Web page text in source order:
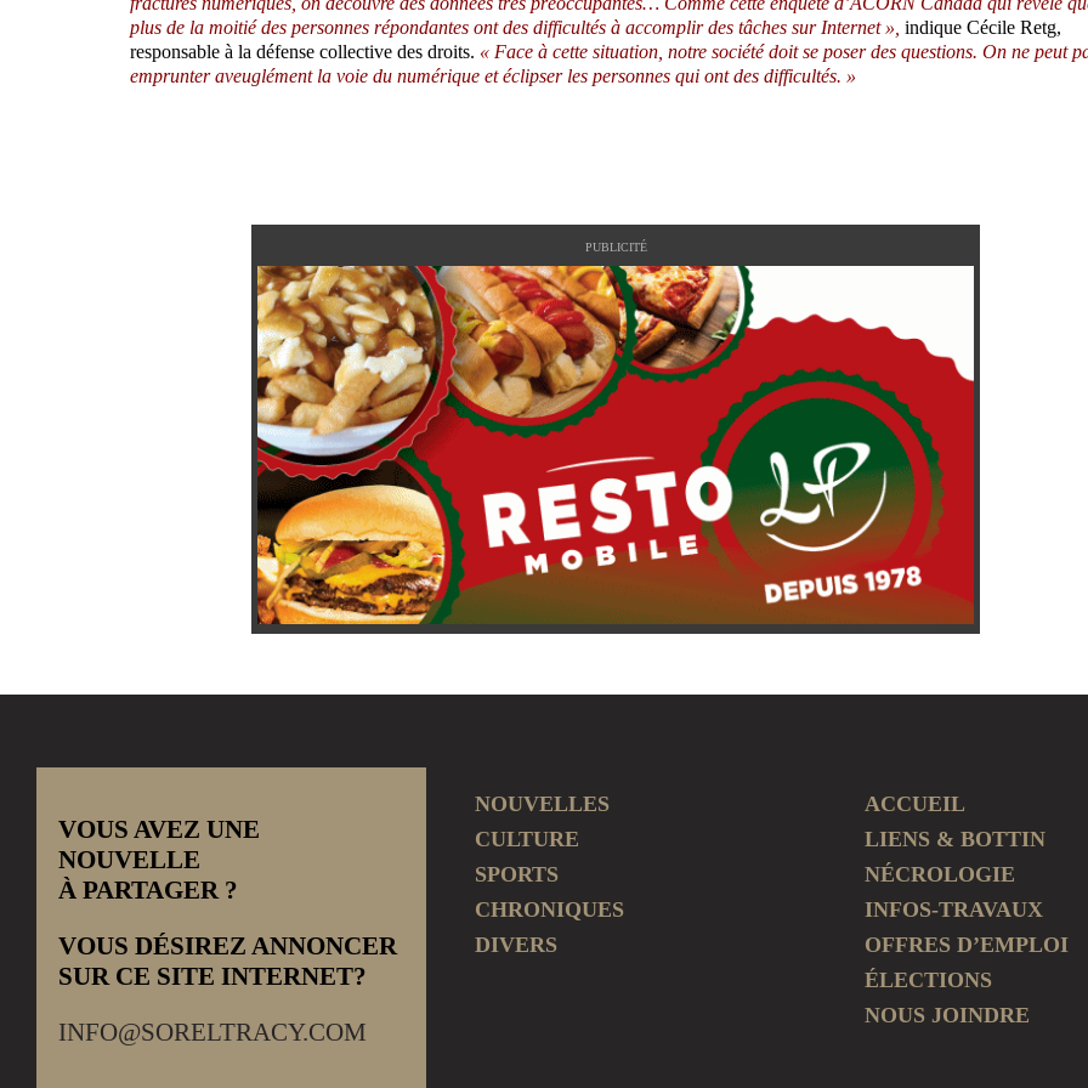
plus de la moitié des personnes répondantes ont des difficultés à accomplir des tâches sur Internet », indique Cécile Retg,
responsable à la défense collective des droits. « Face à cette situation, notre société doit se poser des questions. On ne peut
emprunter aveuglément la voie du numérique et éclipser les personnes qui ont des difficultés. »
PUBLICITÉ
VOUS AVEZ UNE
NOUVELLE
À PARTAGER ?
VOUS DÉSIREZ ANNONCER
SUR CE SITE INTERNET?
INFO@SORELTRACY.COM
NOUVELLES
CULTURE
SPORTS
CHRONIQUES
DIVERS
ACCUEIL
LIENS & BOTTIN
NÉCROLOGIE
INFOS-TRAVAUX
OFFRES D’EMPLOI
ÉLECTIONS
NOUS JOINDRE